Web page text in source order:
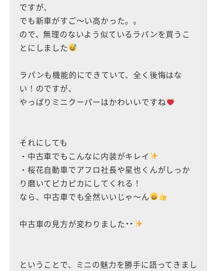
ですが、
でも新車がすご〜い高かった。。
ので、無理のないよう似ているラパンを買うこ
とにしました
ラパンも機能的にできていて、全く後悔はな
い！のですが、
やっぱりミニクーパーはかわいいですね
それにしても
・中古車でもこんなに内装がキレイ
・桜花自動車でアフロ社長や星也くんがしっか
り磨いてピカピカにしてくれる！
なら、中古車でも全然いいじゃ〜ん
中古車の見方が変わりました
ということで、ミニの魅力を勝手に語ってきまし